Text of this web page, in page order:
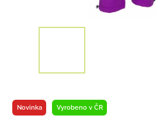
Novinka Vyrobeno v ČR